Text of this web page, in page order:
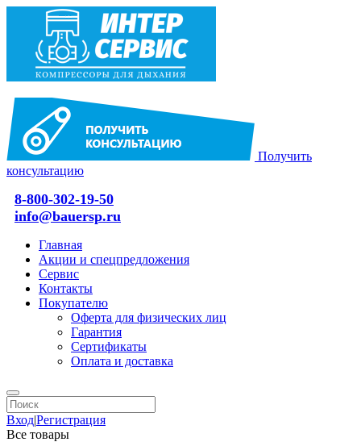
Получить
консультацию
8-800-302-19-50
info@bauersp.ru
Главная
Акции и спецпредложения
Сервис
Контакты
Покупателю
Оферта для физических лиц
Гарантия
Сертификаты
Оплата и доставка
Вход|Регистрация
Все товары